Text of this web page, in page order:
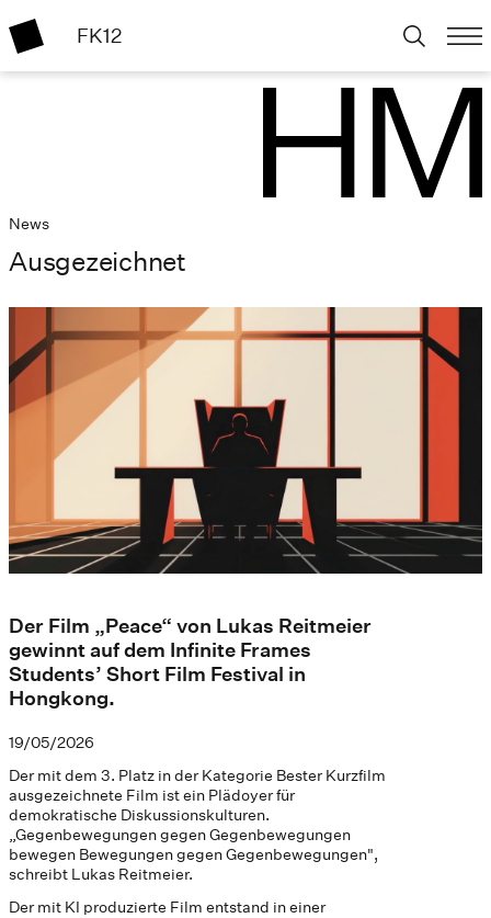
FK12
News
Ausgezeichnet
Der Film „Peace“ von Lukas Reitmeier
gewinnt auf dem Infinite Frames
Students’ Short Film Festival in
Hongkong.
19/05/2026
Der mit dem 3. Platz in der Kategorie Bester Kurzfilm
ausgezeichnete Film ist ein Plädoyer für
demokratische Diskussionskulturen.
„Gegenbewegungen gegen Gegenbewegungen
bewegen Bewegungen gegen Gegenbewegungen",
schreibt Lukas Reitmeier.
Der mit KI produzierte Film entstand in einer